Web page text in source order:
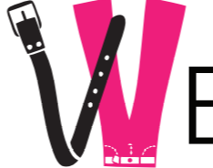
Meniu
MENIU